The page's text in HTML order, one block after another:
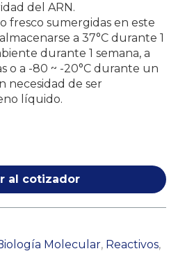
del ARN.
fresco sumergidas en este
a 37°C durante 1
durante 1 semana, a
o a -80 ~ -20°C durante un
necesidad de ser
líquido.
al cotizador
Molecular, Reactivos,